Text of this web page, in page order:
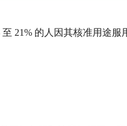
21% 的人因其核准用途